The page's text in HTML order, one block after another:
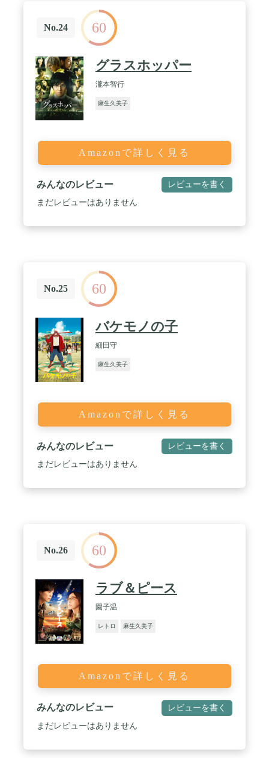
No.24 60
グラスホッパー
瀧本智行
麻生久美子
Amazonで詳しく見る
みんなのレビュー レビューを書く
まだレビューはありません
No.25 60
バケモノの子
細田守
麻生久美子
Amazonで詳しく見る
みんなのレビュー レビューを書く
まだレビューはありません
No.26 60
ラブ＆ピース
園子温
レトロ 麻生久美子
Amazonで詳しく見る
みんなのレビュー レビューを書く
まだレビューはありません